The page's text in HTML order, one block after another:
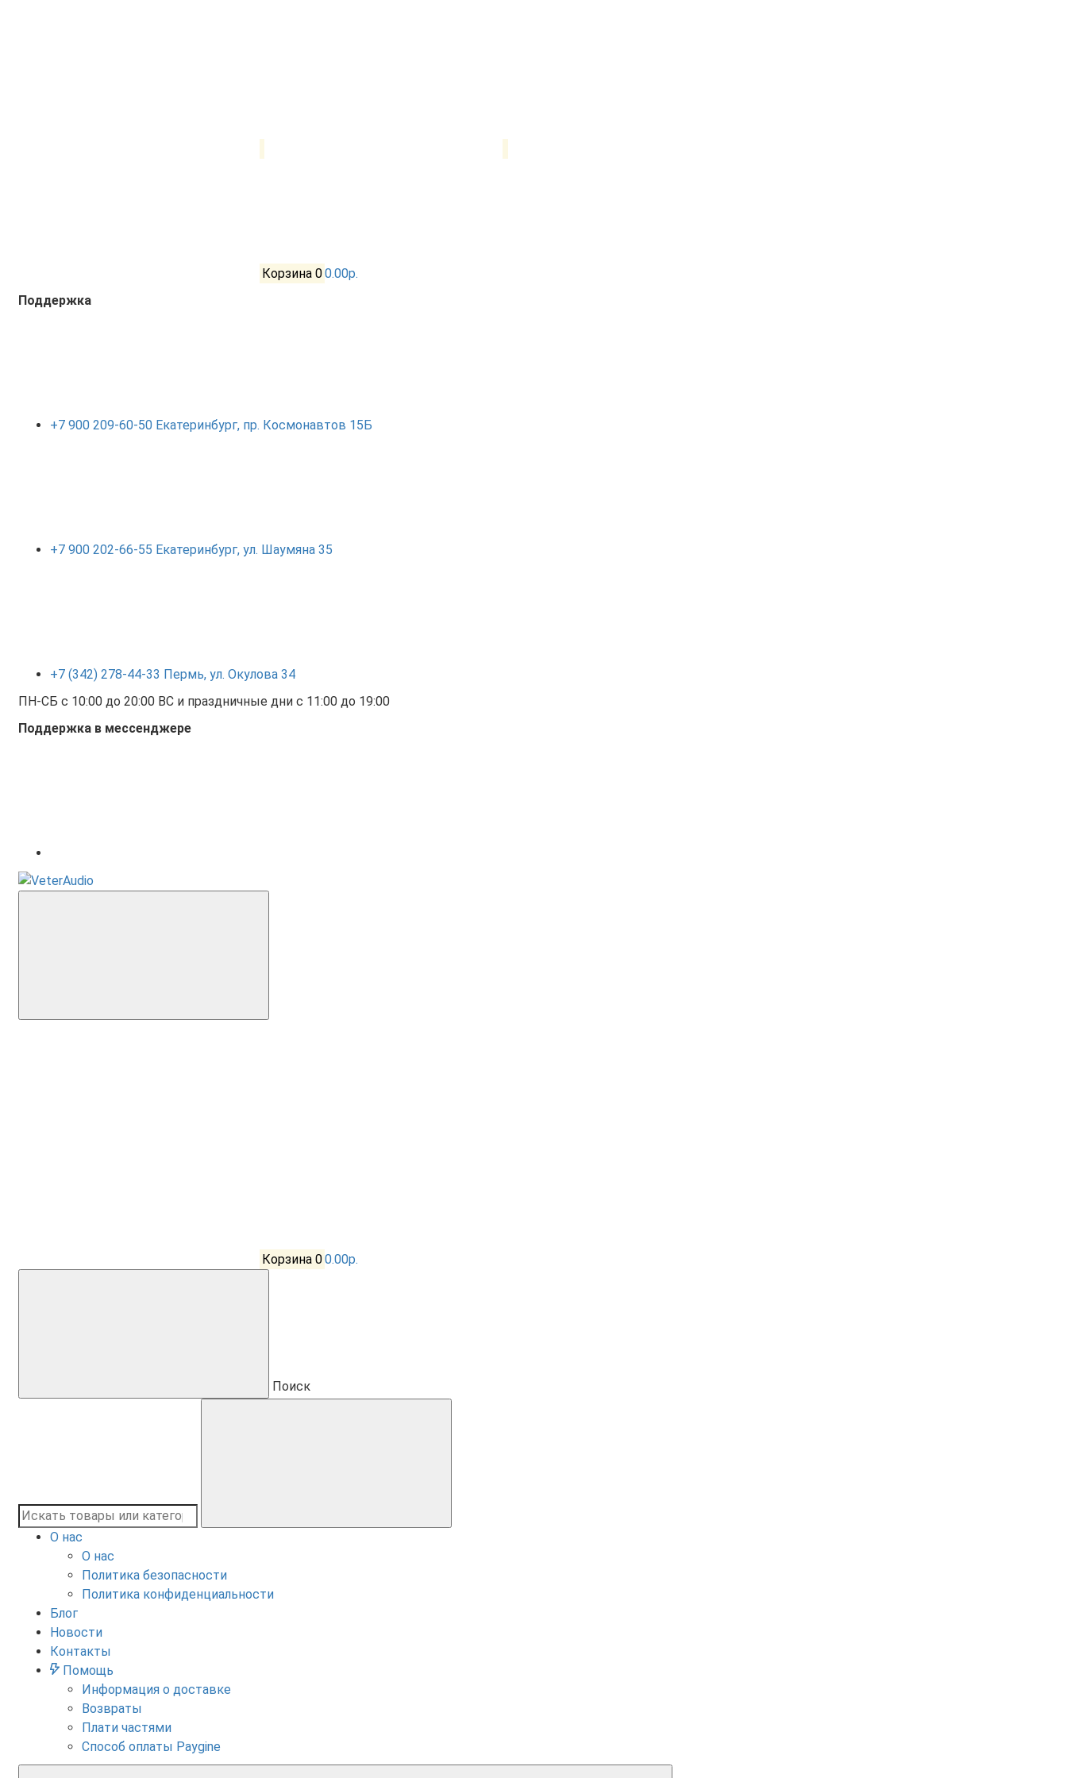
Корзина 00.00р.
Поддержка
+7 900 209-60-50 Екатеринбург, пр. Космонавтов 15Б
+7 900 202-66-55 Екатеринбург, ул. Шаумяна 35
+7 (342) 278-44-33 Пермь, ул. Окулова 34
ПН-СБ с 10:00 до 20:00 ВС и праздничные дни с 11:00 до 19:00
Поддержка в мессенджере
Корзина 00.00р.
Поиск
О нас
О нас
Политика безопасности
Политика конфиденциальности
Блог
Новости
Контакты
Помощь
Информация о доставке
Возвраты
Плати частями
Способ оплаты Paygine